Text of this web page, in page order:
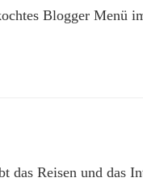
Blogger Menü
das Reisen und das